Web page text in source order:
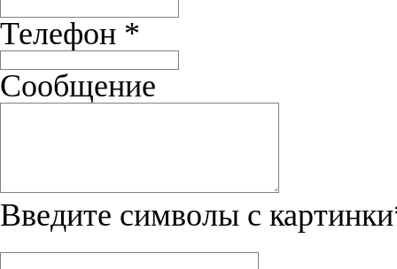
Телефон *
Сообщение
Введите символы с картинки